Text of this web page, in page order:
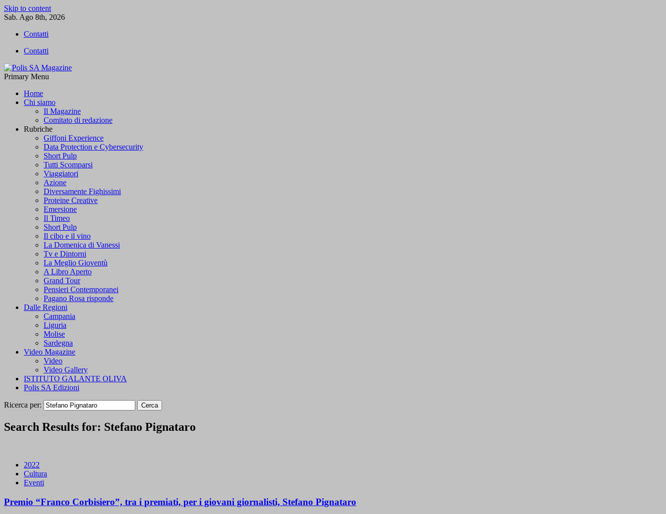
Skip to content
Sab. Ago 8th, 2026
Contatti
Contatti
Primary Menu
Home
Chi siamo
Il Magazine
Comitato di redazione
Rubriche
Giffoni Experience
Data Protection e Cybersecurity
Short Pulp
Tutti Scomparsi
Viaggiatori
Azione
Diversamente Fighissimi
Proteine Creative
Emersione
Il Timeo
Short Pulp
Il cibo e il vino
La Domenica di Vanessi
Tv e Dintorni
La Meglio Gioventù
A Libro Aperto
Grand Tour
Pensieri Contemporanei
Pagano Rosa risponde
Dalle Regioni
Campania
Liguria
Molise
Sardegna
Video Magazine
Video
Video Gallery
ISTITUTO GALANTE OLIVA
Polis SA Edizioni
Ricerca per:
Search Results for: Stefano Pignataro
2022
Cultura
Eventi
Premio “Franco Corbisiero”, tra i premiati, per i giovani giornalisti, Stefano Pignataro